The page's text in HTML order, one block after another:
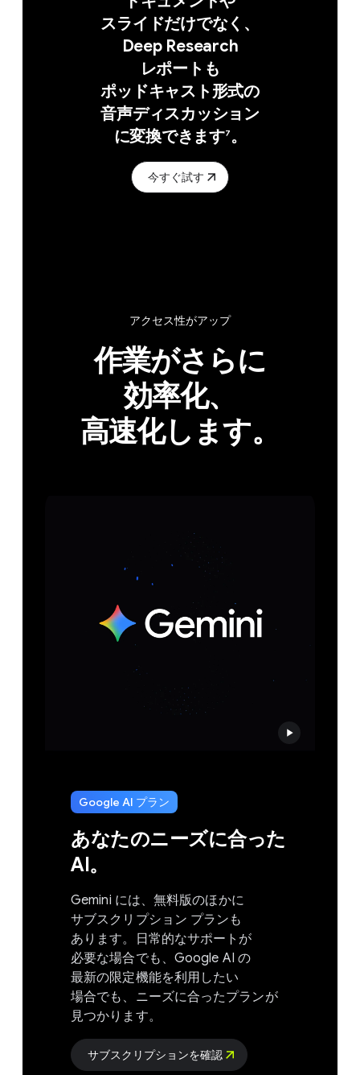
スライドだけでなく、​
Deep Research
レポートも​
ポッドキャスト形式の​
音声ディスカッション
に​変換できます7 。
今すぐ試す
アク​セス性が​アップ
作業が​さらに​
効率化、​
高速化します。
Google AI プラン
あなたの​ニーズに​合った
AI。
Gemini には、​無料版の​ほかに​
サブスクリプション プランも​
あります。​日常的な​サポートが​
必要な​場合でも、​Google AI の​
最新の​限定機能を​利用したい​
場合でも、​ニーズに​合った​プランが​
見つかります。
サブスクリプションを​確認